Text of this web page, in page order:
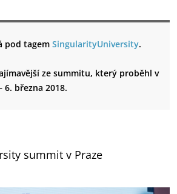
pod tagem SingularityUniversity.
ze summitu, který proběhl v
6. března 2018.
summit v Praze